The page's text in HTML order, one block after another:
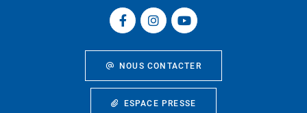
NOUS CONTACTER
ESPACE PRESSE